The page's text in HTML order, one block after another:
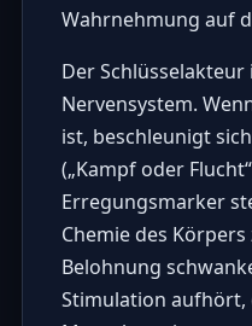
Wahrnehmung auf
Der
Nervensystem.
ist, beschleunigt
(„Kampf oder
Erregungsmarker
Chemie des
Belohnung
Stimulation aufhört,